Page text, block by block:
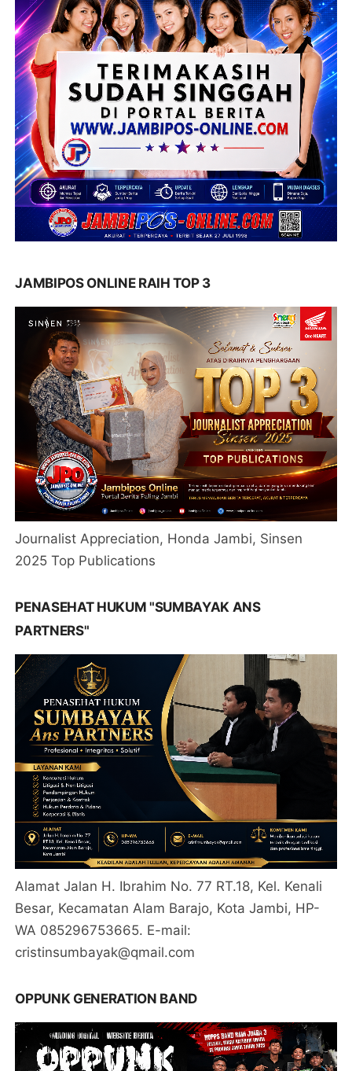
JAMBIPOS ONLINE RAIH TOP 3
Journalist Appreciation, Honda Jambi, Sinsen
2025 Top Publications
PENASEHAT HUKUM "SUMBAYAK ANS
PARTNERS"
Alamat Jalan H. Ibrahim No. 77 RT.18, Kel. Kenali
Besar, Kecamatan Alam Barajo, Kota Jambi, HP-
WA 085296753665. E-mail:
cristinsumbayak@qmail.com
OPPUNK GENERATION BAND